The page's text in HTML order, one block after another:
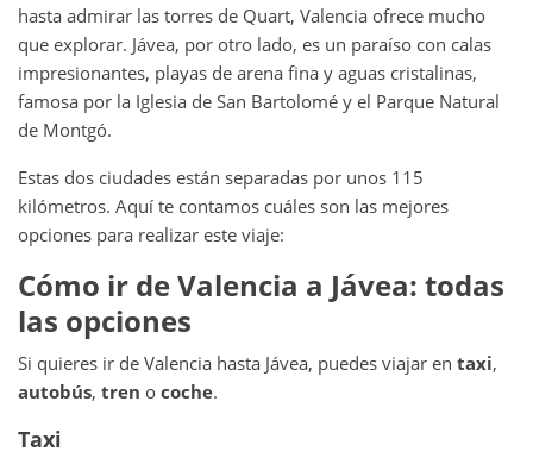
hasta admirar las torres de Quart, Valencia ofrece mucho
que explorar. Jávea, por otro lado, es un paraíso con calas
impresionantes, playas de arena fina y aguas cristalinas,
famosa por la Iglesia de San Bartolomé y el Parque Natural
de Montgó.
Estas dos ciudades están separadas por unos 115
kilómetros. Aquí te contamos cuáles son las mejores
opciones para realizar este viaje:
Cómo ir de Valencia a Jávea: todas
las opciones
Si quieres ir de Valencia hasta Jávea, puedes viajar en taxi,
autobús, tren o coche.
Taxi